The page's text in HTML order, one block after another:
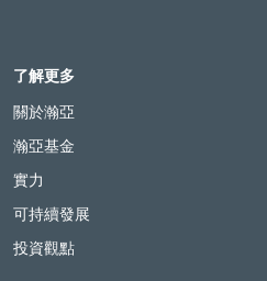
了解更多
關於瀚亞
瀚亞基金
實力
可持續發展
投資觀點